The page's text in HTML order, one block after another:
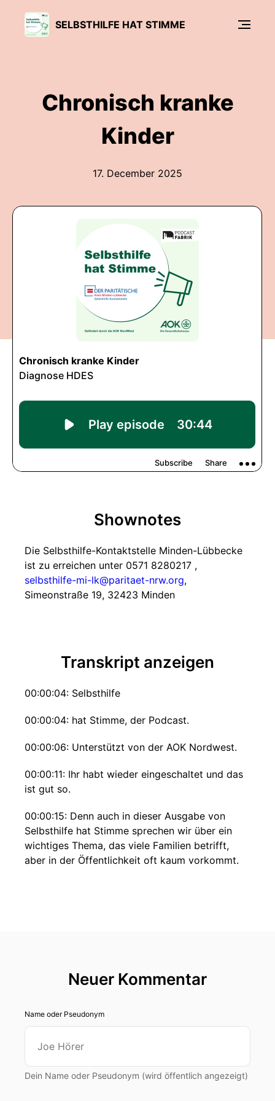
SELBSTHILFE HAT STIMME
Chronisch kranke
Kinder
17. December 2025
Shownotes
Die Selbsthilfe-Kontaktstelle Minden-Lübbecke
ist zu erreichen unter 0571 8280217 ,
selbsthilfe-mi-lk@paritaet-nrw.org,
Simeonstraße 19, 32423 Minden
Transkript anzeigen
00:00:04: Selbsthilfe
00:00:04: hat Stimme, der Podcast.
00:00:06: Unterstützt von der AOK Nordwest.
00:00:11: Ihr habt wieder eingeschaltet und das
ist gut so.
00:00:15: Denn auch in dieser Ausgabe von
Selbsthilfe hat Stimme sprechen wir über ein
wichtiges Thema, das viele Familien betrifft,
aber in der Öffentlichkeit oft kaum vorkommt.
Menschen mit einer seltenen Erkrankung und
darunter ist eine hohe Anzahl an Kinder.
00:00:41: Insgesamt gelten Erkrankungen laut
Bundesgesundheitsministerium als selten, wenn
weniger als fünf von zehntausend Menschen
Neuer Kommentar
Name oder Pseudonym
Dein Name oder Pseudonym (wird öffentlich angezeigt)